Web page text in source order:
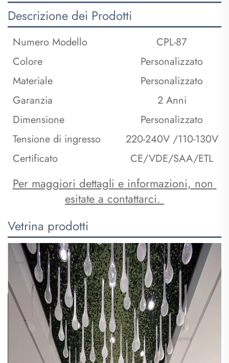
Descrizione dei Prodotti
Numero Modello
CPL-87
Colore
Personalizzato
Materiale
Personalizzato
Garanzia
2 Anni
Dimensione
Personalizzato
Tensione di ingresso
220-240V /110-130V
Certificato
CE/VDE/SAA/ETL
Per maggiori dettagli e informazioni, non
esitate a contattarci.
Vetrina prodotti